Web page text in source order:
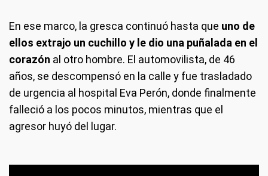
En ese marco, la gresca continuó hasta que uno de
ellos extrajo un cuchillo y le dio una puñalada en el
corazón al otro hombre. El automovilista, de 46
años, se descompensó en la calle y fue trasladado
de urgencia al hospital Eva Perón, donde finalmente
falleció a los pocos minutos, mientras que el
agresor huyó del lugar.